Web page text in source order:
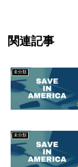
関連記事
未分類
未分類